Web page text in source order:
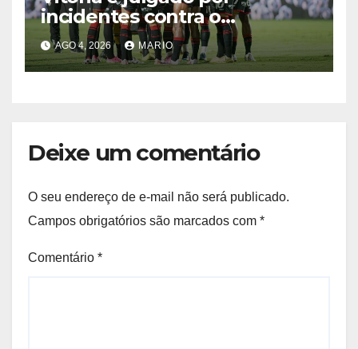
incidentes contra o
Palmeiras; veja as decisões
AGO 4, 2026 MARIO
Deixe um comentário
O seu endereço de e-mail não será publicado.
Campos obrigatórios são marcados com *
Comentário *